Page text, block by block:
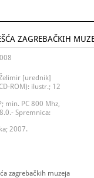
ZAGREBAČKIH
[urednik]
ROM): ilustr.; 12
min. PC 800 Mhz,
Spremnica:
2007.
zagrebačkih muzeja